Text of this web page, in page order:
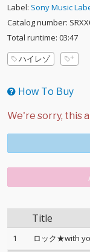
Label: Sony Music
Catalog number:
Total runtime: 03:47
ハイレゾ
How To Buy
Title
1 ロック★with